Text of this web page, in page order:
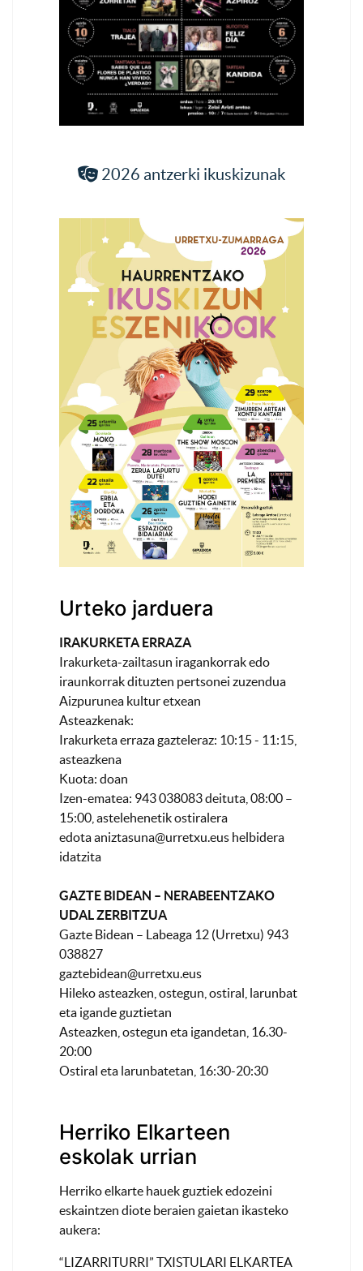
2026 antzerki ikuskizunak
Urteko jarduera
IRAKURKETA ERRAZA
Irakurketa-zailtasun iragankorrak edo
iraunkorrak dituzten pertsonei zuzendua
Aizpurunea kultur etxean
Asteazkenak:
Irakurketa erraza gazteleraz: 10:15 - 11:15,
asteazkena
Kuota: doan
Izen-ematea: 943 038083 deituta, 08:00 –
15:00, astelehenetik ostiralera
edotaaniztasuna@urretxu.eus helbidera
idatzita
GAZTE BIDEAN – NERABEENTZAKO
UDAL ZERBITZUA
Gazte Bidean – Labeaga 12 (Urretxu) 943
038827
gaztebidean@urretxu.eus
Hileko asteazken, ostegun, ostiral, larunbat
eta igande guztietan
Asteazken, ostegun eta igandetan, 16.30-
20:00
Ostiral eta larunbatetan, 16:30-20:30
Herriko Elkarteen
eskolak urrian
Herriko elkarte hauek guztiek edozeini
eskaintzen diote beraien gaietan ikasteko
aukera:
“LIZARRITURRI” TXISTULARI ELKARTEA